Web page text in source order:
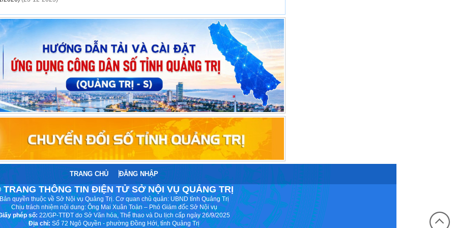
TRANG CHỦ ĐĂNG NHẬP
TRANG THÔNG TIN ĐIỆN TỬ SỞ NỘI VỤ QUẢNG TRỊ
quyền thuộc về Sở Nội vụ Quảng Trị. Cơ quan chủ quản: UBND tỉnh Quảng Trị
Chịu trách nhiệm nội dung: Ông Mai Xuân Toàn – Phó Giám đốc Sở Nội vụ
phép số: 22/GP-TTĐT do Sở Văn hóa, Thể thao và Du lịch cấp ngày 26/9/2025
Địa chỉ:Số 72 Ngô Quyền - phường Đồng Hới, tỉnh Quảng Trị